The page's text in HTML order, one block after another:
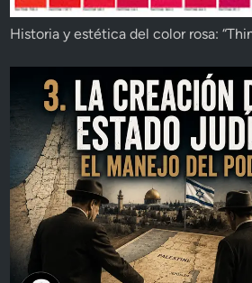
Historia y estética del color rosa: